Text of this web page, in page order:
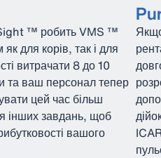
™ робить VMS ™
для корів, так і для
витрачати 8 до 10
та ваш персонал тепер
цей час більш
інших завдань, щоб
вашого